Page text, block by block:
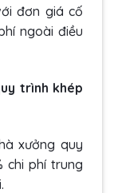
đơn giá cố
ngoài điều
trình khép
xưởng quy
chi phí trung